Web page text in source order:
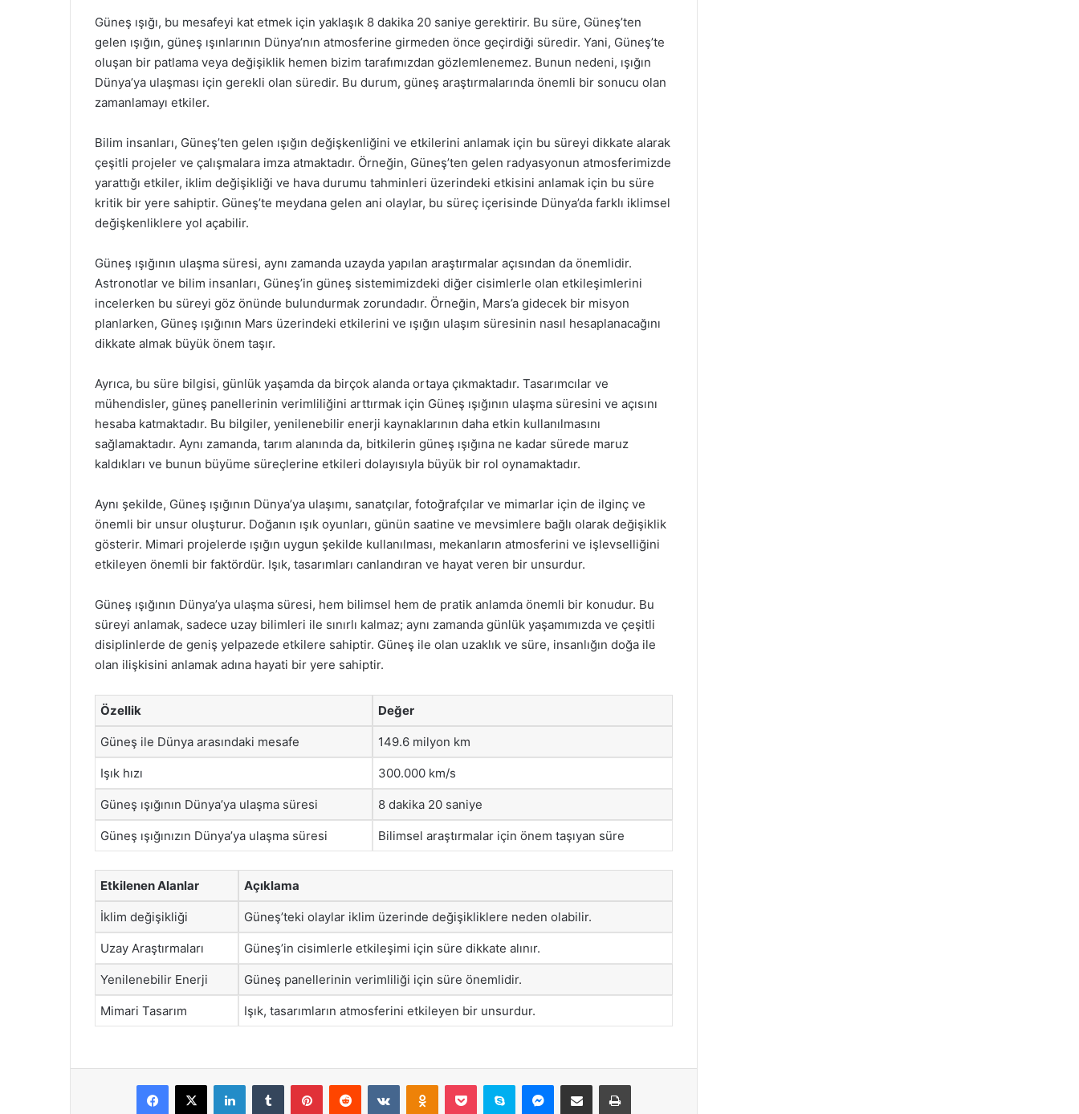
Güneş ışığı, bu mesafeyi kat etmek için yaklaşık 8 dakika 20 saniye gerektirir. Bu süre, Güneş’ten
gelen ışığın, güneş ışınlarının Dünya’nın atmosferine girmeden önce geçirdiği süredir. Yani, Güneş’te
oluşan bir patlama veya değişiklik hemen bizim tarafımızdan gözlemlenemez. Bunun nedeni, ışığın
Dünya’ya ulaşması için gerekli olan süredir. Bu durum, güneş araştırmalarında önemli bir sonucu olan
zamanlamayı etkiler.
Bilim insanları, Güneş’ten gelen ışığın değişkenliğini ve etkilerini anlamak için bu süreyi dikkate alarak
çeşitli projeler ve çalışmalara imza atmaktadır. Örneğin, Güneş’ten gelen radyasyonun atmosferimizde
yarattığı etkiler, iklim değişikliği ve hava durumu tahminleri üzerindeki etkisini anlamak için bu süre
kritik bir yere sahiptir. Güneş’te meydana gelen ani olaylar, bu süreç içerisinde Dünya’da farklı iklimsel
değişkenliklere yol açabilir.
Güneş ışığının ulaşma süresi, aynı zamanda uzayda yapılan araştırmalar açısından da önemlidir.
Astronotlar ve bilim insanları, Güneş’in güneş sistemimizdeki diğer cisimlerle olan etkileşimlerini
incelerken bu süreyi göz önünde bulundurmak zorundadır. Örneğin, Mars’a gidecek bir misyon
planlarken, Güneş ışığının Mars üzerindeki etkilerini ve ışığın ulaşım süresinin nasıl hesaplanacağını
dikkate almak büyük önem taşır.
Ayrıca, bu süre bilgisi, günlük yaşamda da birçok alanda ortaya çıkmaktadır. Tasarımcılar ve
mühendisler, güneş panellerinin verimliliğini arttırmak için Güneş ışığının ulaşma süresini ve açısını
hesaba katmaktadır. Bu bilgiler, yenilenebilir enerji kaynaklarının daha etkin kullanılmasını
sağlamaktadır. Aynı zamanda, tarım alanında da, bitkilerin güneş ışığına ne kadar sürede maruz
kaldıkları ve bunun büyüme süreçlerine etkileri dolayısıyla büyük bir rol oynamaktadır.
Aynı şekilde, Güneş ışığının Dünya’ya ulaşımı, sanatçılar, fotoğrafçılar ve mimarlar için de ilginç ve
önemli bir unsur oluşturur. Doğanın ışık oyunları, günün saatine ve mevsimlere bağlı olarak değişiklik
gösterir. Mimari projelerde ışığın uygun şekilde kullanılması, mekanların atmosferini ve işlevselliğini
etkileyen önemli bir faktördür. Işık, tasarımları canlandıran ve hayat veren bir unsurdur.
Güneş ışığının Dünya’ya ulaşma süresi, hem bilimsel hem de pratik anlamda önemli bir konudur. Bu
süreyi anlamak, sadece uzay bilimleri ile sınırlı kalmaz; aynı zamanda günlük yaşamımızda ve çeşitli
disiplinlerde de geniş yelpazede etkilere sahiptir. Güneş ile olan uzaklık ve süre, insanlığın doğa ile
olan ilişkisini anlamak adına hayati bir yere sahiptir.
Özellik Değer
Güneş ile Dünya arasındaki mesafe 149.6 milyon km
Işık hızı 300.000 km/s
Güneş ışığının Dünya’ya ulaşma süresi 8 dakika 20 saniye
Güneş ışığınızın Dünya’ya ulaşma süresi Bilimsel araştırmalar için önem taşıyan süre
Etkilenen Alanlar Açıklama
İklim değişikliği Güneş’teki olaylar iklim üzerinde değişikliklere neden olabilir.
Uzay Araştırmaları Güneş’in cisimlerle etkileşimi için süre dikkate alınır.
Yenilenebilir Enerji Güneş panellerinin verimliliği için süre önemlidir.
Mimari Tasarım Işık, tasarımların atmosferini etkileyen bir unsurdur.
Facebook
X LinkedInTumblr PinterestReddit VKontakteOdnoklassniki
Pocket Skype Messenger
E-Posta ile paylaş Yazdır